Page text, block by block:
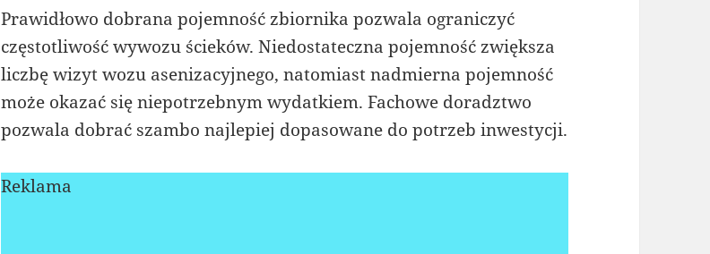
Prawidłowo dobrana pojemność zbiornika pozwala ograniczyć
częstotliwość wywozu ścieków. Niedostateczna pojemność zwiększa
liczbę wizyt wozu asenizacyjnego, natomiast nadmierna pojemność
może okazać się niepotrzebnym wydatkiem. Fachowe doradztwo
pozwala dobrać szambo najlepiej dopasowane do potrzeb inwestycji.
Reklama